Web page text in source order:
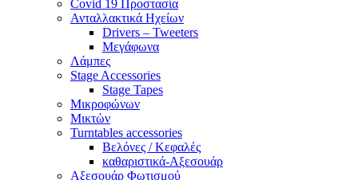
Covid 19 Προστασία
Ανταλλακτικά Ηχείων
Drivers – Tweeters
Μεγάφωνα
Λάμπες
Stage Accessories
Stage Tapes
Μικροφώνων
Μικτών
Turntables accessories
Βελόνες / Κεφαλές
καθαριστικά-Αξεσουάρ
Αξεσουάρ Φωτισμού